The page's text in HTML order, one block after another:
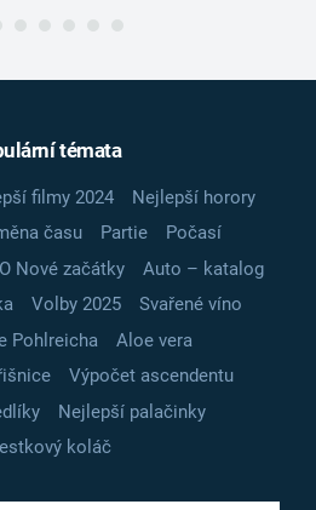
témata
filmy 2024
Nejlepší horory
času Partie
Počasí
Nové začátky
Auto – katalog
Volby 2025
Svařené víno
Pohlreicha
Aloe vera
Výpočet ascendentu
Nejlepší palačinky
koláč